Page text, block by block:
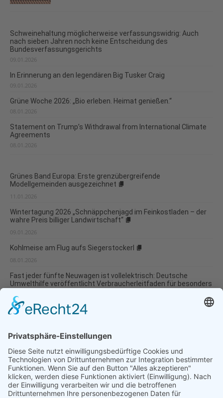
Schweinehaltung möglicherweise verfassungswidrig: Auch
nach sieben Jahren noch keine Entscheidung des
Bundesverfassungsgerichts
09.01.2026
In Erinnerung an den legendären Big Tusker Craig
09.01.2026
Grüne Woche 2026: „Bio erleben. Heimat genießen.“
08.01.2026
Statement on Trump’s Withdrawal from International Climate
Agreements
08.01.2026
Grünes Band Europa: Erste grenzübergreifende
Modellgemeinden ausgezeichnet
11.01.2026
Wintertagung 2026 „Schnäppchenjagd im Feinkostladen – der
wahre Preis billiger Landwirtschaft“
09.01.2026
Kohlmeise am Flug aufs Siegerstockerl
08.01.2026
Fast jeder fünfte Neuwagen ist vollelektrisch: Deutsche
Umwelthilfe veröffentlicht Verbraucherleitfaden für besonders
07.01.2026